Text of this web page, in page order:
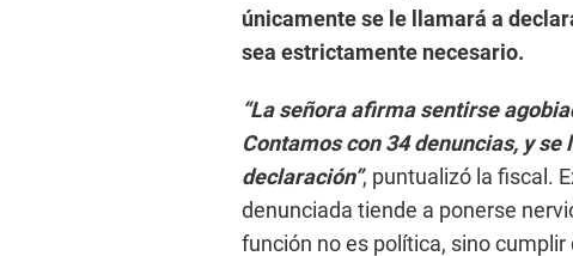
únicamente se le llamará a
sea estrictamente necesario.
“La señora afirma sentirse
Contamos con 34 denuncias, y
declaración”, puntualizó la fiscal.
denunciada tiende a ponerse
función no es política, sino